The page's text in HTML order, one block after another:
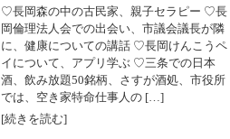
♡長岡森の中の古民家、親子セラピー ♡長
岡倫理法人会での出会い、市議会議長が隣
に、健康についての講話 ♡長岡けんこうペ
イについて、アプリ学ぶ ♡三条での日本
酒、飲み放題50銘柄、さすが酒処、市役所
では、空き家特命仕事人の […]
[続きを読む]